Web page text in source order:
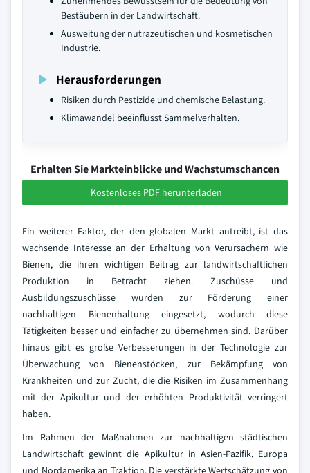
Bestäubern in der Landwirtschaft.
Ausweitung der nutrazeutischen und kosmetischen
Industrie.
Herausforderungen
Risiken durch Pestizide und chemische Belastung.
Klimawandel beeinflusst Sammelverhalten.
Erhalten Sie Markteinblicke und Wachstumschancen
Kostenloses PDF herunterladen
Ein weiterer Faktor, der den globalen Markt antreibt, ist das
wachsende Interesse an der Erhaltung von Verursachern wie
Bienen, die ihren wichtigen Beitrag zur landwirtschaftlichen
Produktion in Betracht ziehen. Zuschüsse und
Ausbildungszuschüsse wurden zur Förderung einer
nachhaltigen Bienenhaltung eingesetzt, wodurch diese
Tätigkeiten besser und einfacher zu übernehmen sind. Darüber
hinaus gibt es große Verbesserungen in der Technologie zur
Überwachung von Bienenstöcken, zur Bekämpfung von
Krankheiten und zur Zucht, die die Risiken im Zusammenhang
mit der Apikultur und der erhöhten Produktivität verringert
haben.
Im Rahmen der Maßnahmen zur nachhaltigen städtischen
Landwirtschaft gewinnt die Apikultur in Asien-Pazifik, Europa
und Nordamerika an Traktion. Die verstärkte Wertschätzung von